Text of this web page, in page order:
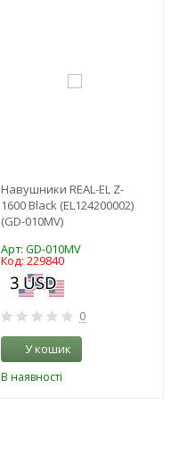
Навушники REAL-EL Z-
1600 Black (EL124200002)
(GD-010MV)
Арт: GD-010MV
Код: 229840
0
У кошик
В наявності